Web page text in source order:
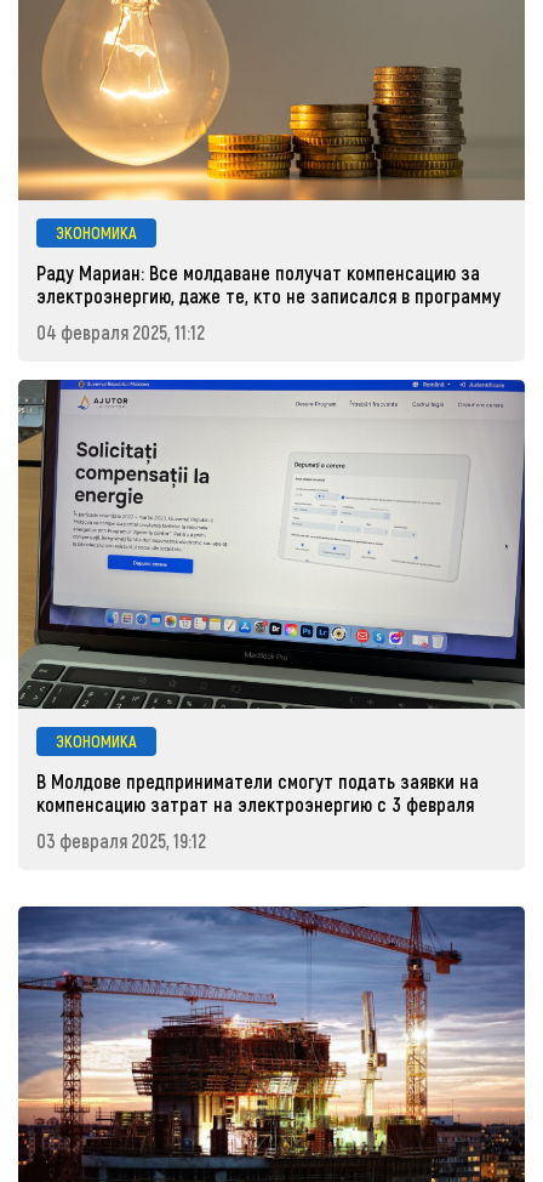
ЭКОНОМИКА
Раду Мариан: Все молдаване получат компенсацию за
электроэнергию, даже те, кто не записался в программу
04 февраля 2025, 11:12
ЭКОНОМИКА
В Молдове предприниматели смогут подать заявки на
компенсацию затрат на электроэнергию с 3 февраля
03 февраля 2025, 19:12